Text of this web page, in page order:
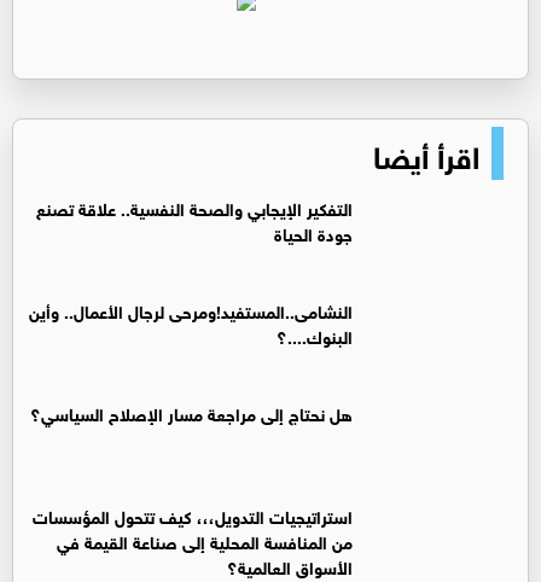
اقرأ أيضا
التفكير الإيجابي والصحة النفسية.. علاقة تصنع
جودة الحياة
النشامى..المستفيد!ومرحى لرجال الأعمال.. وأين
البنوك....؟
هل نحتاج إلى مراجعة مسار الإصلاح السياسي؟
استراتيجيات التدويل،،، كيف تتحول المؤسسات
من المنافسة المحلية إلى صناعة القيمة في
الأسواق العالمية؟